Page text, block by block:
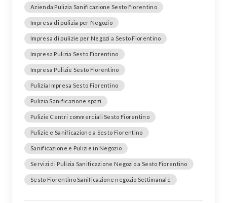
Azienda Pulizia Sanificazione Sesto Fiorentino
Impresa di pulizia per Negozio
Impresa di pulizie per Negozi a Sesto Fiorentino
Impresa Pulizia Sesto Fiorentino
Impresa Pulizie Sesto Fiorentino
Pulizia Impresa Sesto Fiorentino
Pulizia Sanificazione spazi
Pulizie Centri commerciali Sesto Fiorentino
Pulizie e Sanificazione a Sesto Fiorentino
Sanificazione e Pulizie in Negozio
Servizi di Pulizia Sanificazione Negozio a Sesto Fiorentino
Sesto Fiorentino Sanificazione negozio Settimanale